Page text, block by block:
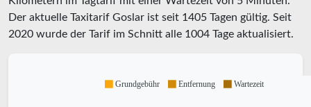
Der aktuelle Taxitarif Goslar ist seit 1405 Tagen gültig. Seit
2020 wurde der Tarif im Schnitt alle 1004 Tage aktualisiert.
Grundgebühr Entfernung Wartezeit